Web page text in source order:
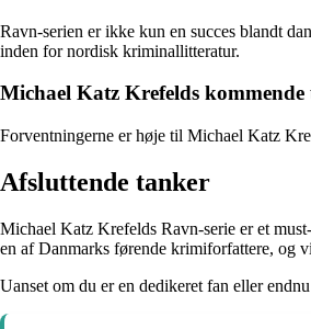
Ravn-serien er ikke kun en succes blandt
inden for nordisk kriminallitteratur.
Michael Katz Krefelds kommende
Forventningerne er høje til Michael Katz
Afsluttende tanker
Michael Katz Krefelds Ravn-serie er et
en af Danmarks førende krimiforfattere, og
Uanset om du er en dedikeret fan eller